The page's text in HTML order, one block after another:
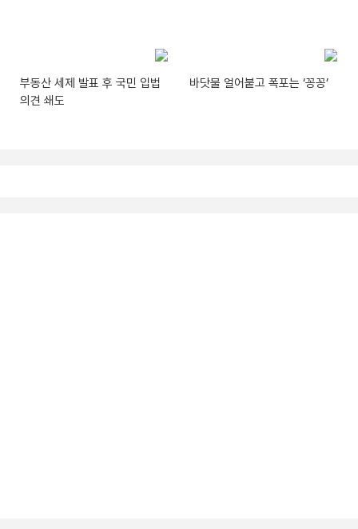
부동산 세제 발표 후 국민 입법
의견 쇄도
바닷물 얼어붙고 폭포는 ‘꽁꽁’